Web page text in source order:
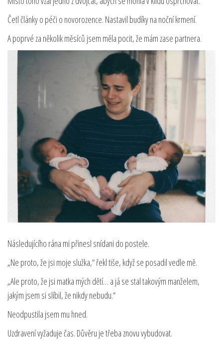
Četl články o péči o novorozence. Nastavil budíky na noční krmení.
A poprvé za několik měsíců jsem měla pocit, že mám zase partnera.
Následujícího rána mi přinesl snídani do postele.
„Ne proto, že jsi moje služka,“ řekl tiše, když se posadil vedle mě.
„Ale proto, že jsi matka mých dětí… a já se stal takovým manželem,
jakým jsem si slíbil, že nikdy nebudu.“
Neodpustila jsem mu hned.
Uzdravení vyžaduje čas. Důvěru je třeba znovu vybudovat.